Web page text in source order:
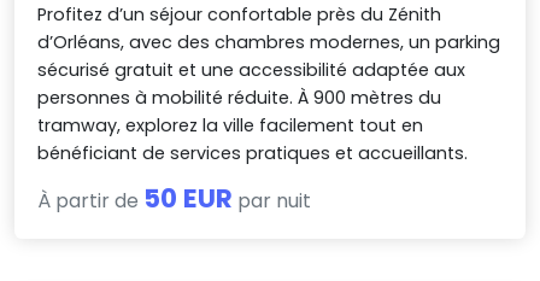
Profitez d’un séjour confortable près du Zénith
d’Orléans, avec des chambres modernes, un parking
sécurisé gratuit et une accessibilité adaptée aux
personnes à mobilité réduite. À 900 mètres du
tramway, explorez la ville facilement tout en
bénéficiant de services pratiques et accueillants.
À partir de 50 EUR par nuit